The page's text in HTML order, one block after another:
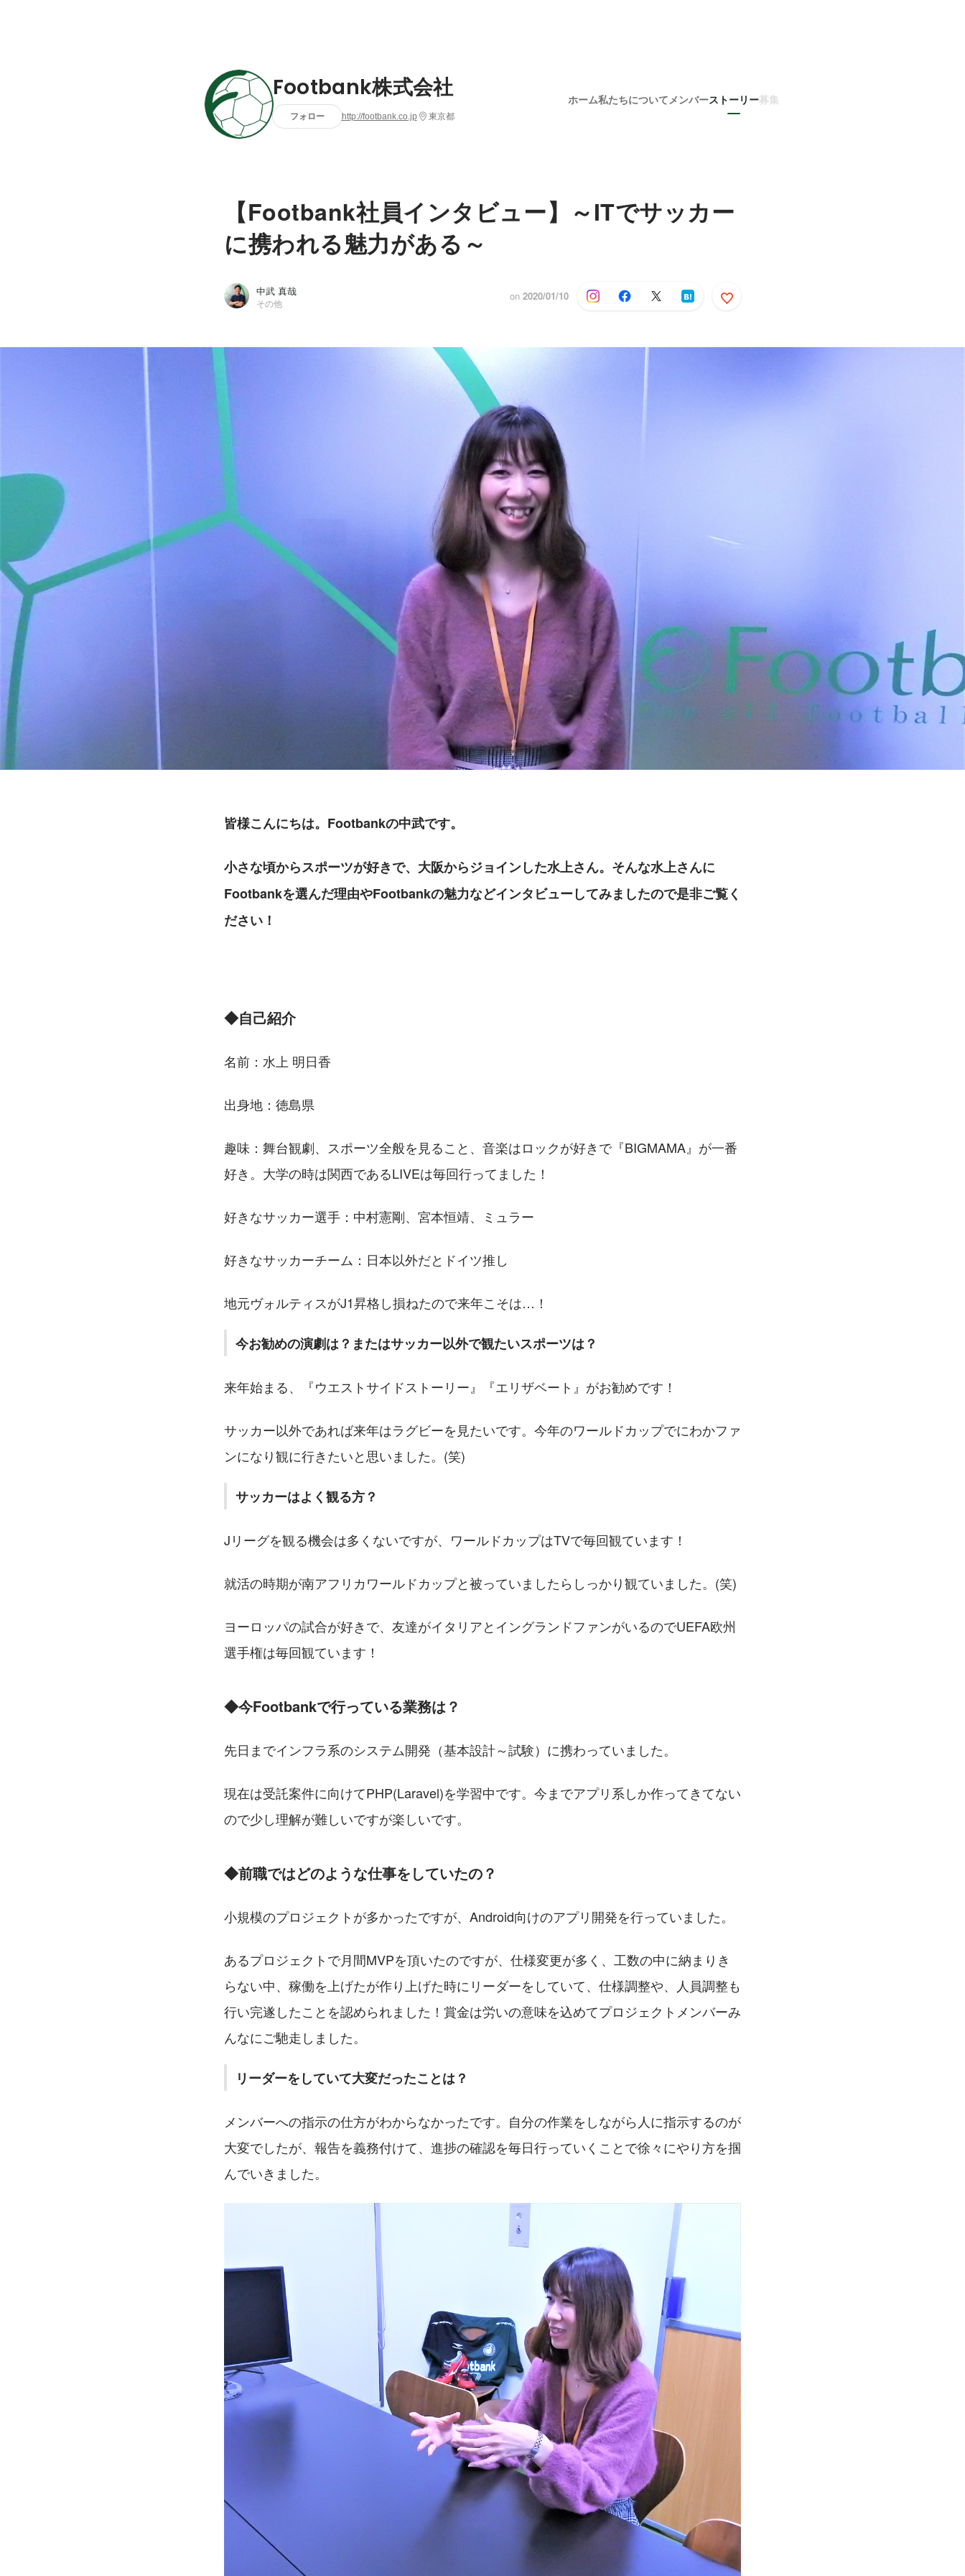
Footbank株式会社
フォロー http://footbank.co.jp 東京都
ホーム私たちについて メンバーストーリー募集
【Footbank社員インタビュー】～ITでサッカー
に携われる魅力がある～
中武 真哉
その他
on 2020/01/10
皆様こんにちは。Footbankの中武です。
小さな頃からスポーツが好きで、大阪からジョインした水上さん。そんな水上さんに
Footbankを選んだ理由やFootbankの魅力などインタビューしてみましたので是非ご覧く
ださい！
◆自己紹介
名前：水上 明日香
出身地：徳島県
趣味：舞台観劇、スポーツ全般を見ること、音楽はロックが好きで『BIGMAMA』が一番
好き。大学の時は関西であるLIVEは毎回行ってました！
好きなサッカー選手：中村憲剛、宮本恒靖、ミュラー
好きなサッカーチーム：日本以外だとドイツ推し
地元ヴォルティスがJ1昇格し損ねたので来年こそは…！
今お勧めの演劇は？またはサッカー以外で観たいスポーツは？
来年始まる、『ウエストサイドストーリー』『エリザベート』がお勧めです！
サッカー以外であれば来年はラグビーを見たいです。今年のワールドカップでにわかファ
ンになり観に行きたいと思いました。(笑)
サッカーはよく観る方？
Jリーグを観る機会は多くないですが、ワールドカップはTVで毎回観ています！
就活の時期が南アフリカワールドカップと被っていましたらしっかり観ていました。(笑)
ヨーロッパの試合が好きで、友達がイタリアとイングランドファンがいるのでUEFA欧州
選手権は毎回観ています！
◆今Footbankで行っている業務は？
先日までインフラ系のシステム開発（基本設計～試験）に携わっていました。
現在は受託案件に向けてPHP(Laravel)を学習中です。今までアプリ系しか作ってきてない
ので少し理解が難しいですが楽しいです。
◆前職ではどのような仕事をしていたの？
小規模のプロジェクトが多かったですが、Android向けのアプリ開発を行っていました。
あるプロジェクトで月間MVPを頂いたのですが、仕様変更が多く、工数の中に納まりき
らない中、稼働を上げたが作り上げた時にリーダーをしていて、仕様調整や、人員調整も
行い完遂したことを認められました！賞金は労いの意味を込めてプロジェクトメンバーみ
んなにご馳走しました。
リーダーをしていて大変だったことは？
メンバーへの指示の仕方がわからなかったです。自分の作業をしながら人に指示するのが
大変でしたが、報告を義務付けて、進捗の確認を毎日行っていくことで徐々にやり方を掴
んでいきました。
中武 真哉